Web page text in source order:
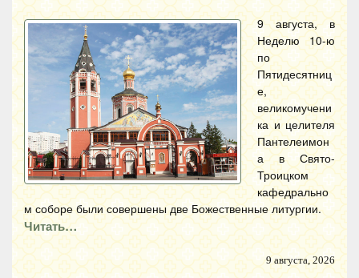
9 августа, в
Неделю 10-ю
по
Пятидесятниц
е,
великомучени
ка и целителя
Пантелеимон
а в Свято-
Троицком
кафедрально
м соборе были совершены две Божественные литургии.
Читать…
9 августа, 2026